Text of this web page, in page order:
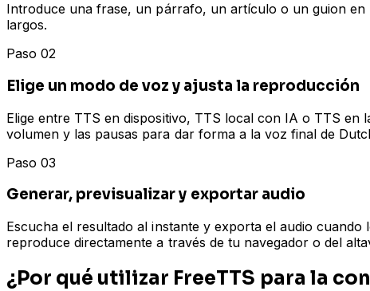
Introduce una frase, un párrafo, un artículo o un guion en
largos.
Paso 02
Elige un modo de voz y ajusta la reproducción
Elige entre TTS en dispositivo, TTS local con IA o TTS
volumen y las pausas para dar forma a la voz final de
Paso 03
Generar, previsualizar y exportar audio
Escucha el resultado al instante y exporta el audio
reproduce directamente a través de tu navegador o del
¿Por qué utilizar FreeTTS para la